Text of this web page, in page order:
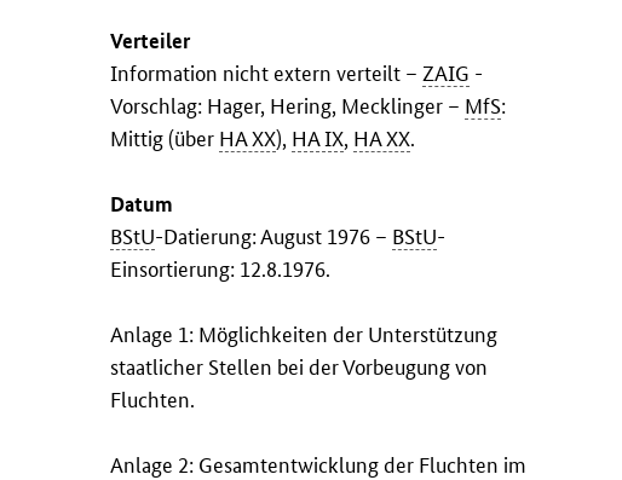
Verteiler
Information nicht extern verteilt –ZAIG -
Vorschlag: Hager, Hering, Mecklinger – MfS:
Mittig (über HA XX), HA IX, HA XX.
Datum
BStU-Datierung: August 1976 – BStU-
Einsortierung: 12.8.1976.
Anlage 1: Möglichkeiten der Unterstützung
staatlicher Stellen bei der Vorbeugung von
Fluchten.
Anlage 2: Gesamtentwicklung der Fluchten im